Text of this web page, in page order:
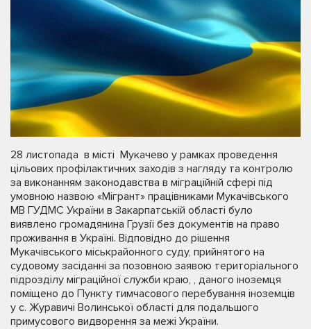
28 листопада в місті Мукачево у рамках проведення
цільових профілактичних заходів з нагляду та контролю
за виконанням законодавства в міграційній сфері під
умовною назвою «Мігрант» працівниками Мукачівського
МВ ГУДМС України в Закарпатській області було
виявлено громадянина Грузії без документів на право
проживання в Україні. Відповідно до рішення
Мукачівського міськрайонного суду, прийнятого на
судовому засіданні за позовною заявою територіального
підрозділу міграційної служби краю, , даного іноземця
поміщено до Пункту тимчасового перебування іноземців
у с. Журавичі Волинської області для подальшого
примусового видворення за межі України.